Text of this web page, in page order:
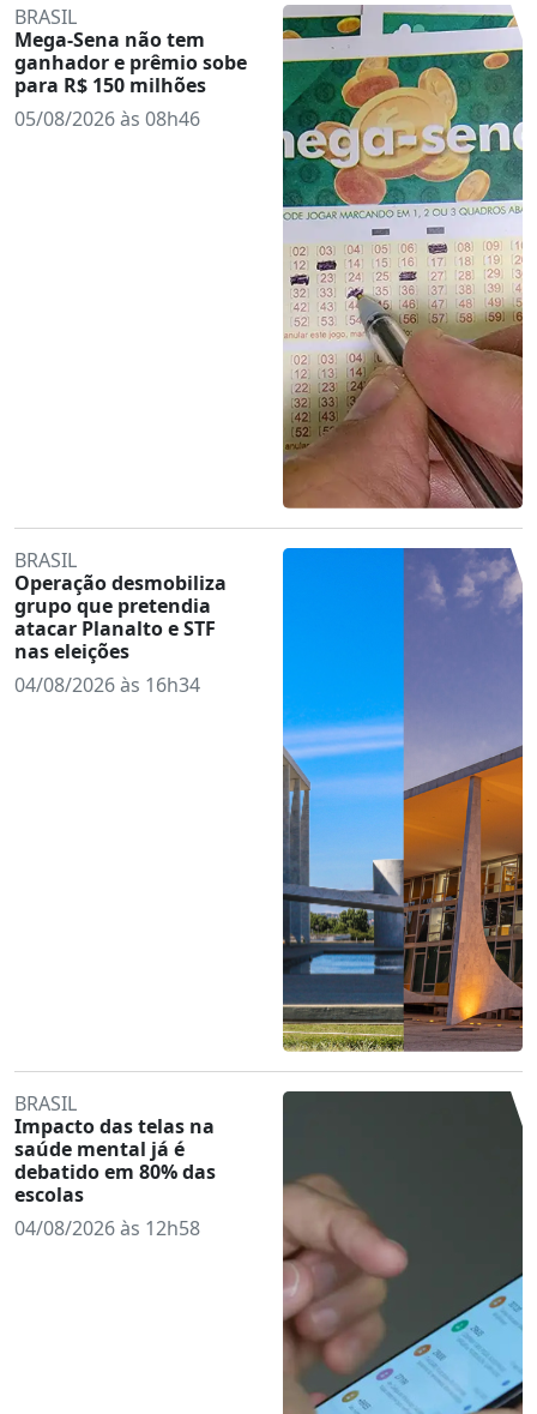
BRASIL
Mega-Sena não tem
ganhador e prêmio sobe
para R$ 150 milhões
05/08/2026 às 08h46
BRASIL
Operação desmobiliza
grupo que pretendia
atacar Planalto e STF
nas eleições
04/08/2026 às 16h34
BRASIL
Impacto das telas na
saúde mental já é
debatido em 80% das
escolas
04/08/2026 às 12h58